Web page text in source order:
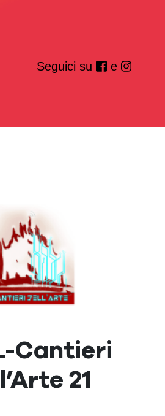
Seguici su e
Cantieri
21